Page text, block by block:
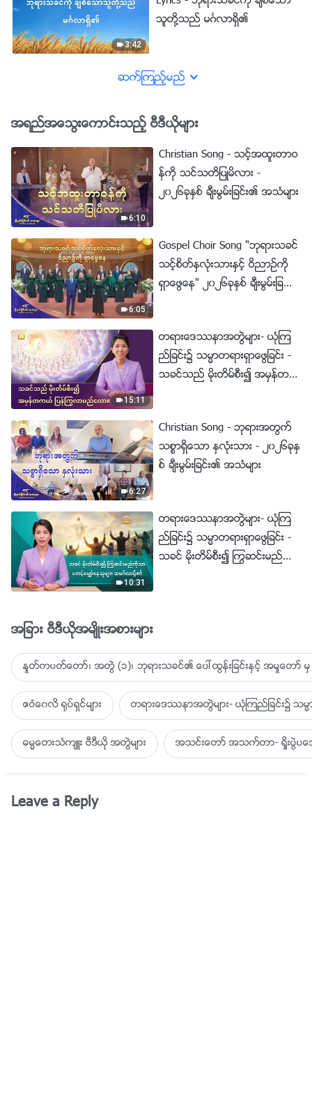
3:42
သူတို႔သည္ မဂၤလာရွိ၏
ဆက္ၾကည့္မည္
အရည္အေသြးေကာင္းသည့္ ဗီဒီယိုမ်ား
6:10
Christian Song - သင့္အထူးတာဝ
န္ကို သင္သတိျပဳမိလား -
၂၀၂၆ခုႏွစ္ ခ်ီးမြမ္းျခင္း၏ အသံမ်ား
6:05
Gospel Choir Song "ဘုရားသခင္
သင့္စိတ္ႏွလုံးသားႏွင့္ ဝိညာဥ္ကို
ရွာေဖြေန" ၂၀၂၆ခုႏွစ္ ခ်ီးမြမ္းျခ
15:11
တရားေဒႆနာအတြဲမ်ား- ယုံၾက
ည္ျခင္း၌ သမၼာတရားရွာေဖြျခင္း -
သခင္သည္ မိုးတိမ္စီး၍ အမွန္တက
6:27
Christian Song - ဘုရားအတြက္
သစၥာရွိေသာ ႏွလုံးသား - ၂၀၂၆ခုႏွ
စ္ ခ်ီးမြမ္းျခင္း၏ အသံမ်ား
10:31
တရားေဒႆနာအတြဲမ်ား- ယုံၾက
ည္ျခင္း၌ သမၼာတရားရွာေဖြျခင္း -
သခင္ မိုးတိမ္စီး၍ ႂကြဆင္းမည္ကို
အျခား ဗီဒီယိုအမ်ိဳးအစားမ်ား
ႏႈတ္ကပတ္ေတာ္၊ အတြဲ (၁)၊ ဘုရားသခင္၏ ေပၚထြန္းျခင္းႏွင့္ အမႈေတာ္ မွ
ဧဝံေဂလိ ႐ုပ္ရွင္မ်ား တရားေဒႆနာအတြဲမ်ား- ယုံၾကည္ျခင္း၌ သမၼာတ
ဓမၼေတးသံက်ဴး ဗီဒီယို အတြဲမ်ား အသင္းေတာ္ အသက္တာ- ရႈိးပြဲ
Leave a Reply